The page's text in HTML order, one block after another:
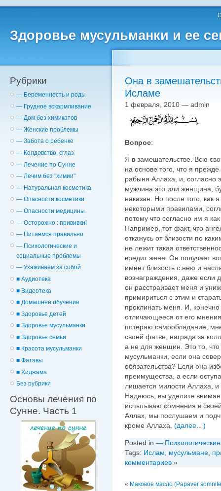
Здоровье мусульманки и ее
Рубрики
— Беременность и роды
— Грудное вскармливание
— Дом без химикатов
— Женские проблемы
— Забота о ребенке
— Колдовство, сглаз
— Лечение по Сунне
— Лечим без "химии"
— Натуральная косметика
— Опасности косметики
— Опасности медицины
— Осторожно : прививки!
— Питаемся правильно
— Психологические и
cоциальные проблемы
— Ухаживаем за собой
■ Аудиотека
■ Видеотека
■ Домашнее обучение
■ Здоровье детей
■ Здоровье мусульманки
■ Здоровье семьи
■ Красота мусульманки
■ Фатавы
■ Хиджама
Без рубрики
Основы лечения по
Сунне. Часть 1
Она в
Исламе
1 февраля, 2010 — admin
Вопрос:
Я в замешательстве. Всю
на основе того, что я
рабыня Аллаха, и, согласно
мужчина это или женщина,
наказан. Но после того,
некоторыми правилами,
потому что согласно им я
Например, тот факт, что
откажусь от близости по
не лежит такая
вредит жене. Он получает
имеет близость с нею и
вознаграждения, даже если
он расстраивает меня и
примириться с этим и
проклинать меня. И,
отличающееся от его
потеряю самообладание,
своей фатве, награда за
а не для женщин. Это то,
мусульманки, если она
обязательства? Если она
преимущества, а если
лишается милости Аллаха, и
Надеюсь, вы уделите
испытываю сомнения в
Аллах, мы послушаем и
кроме Аллаха. (далее…)
Posted in —
Tags: Ислам, мусульмане,
комментариев »
« Маковое масло (Papaver